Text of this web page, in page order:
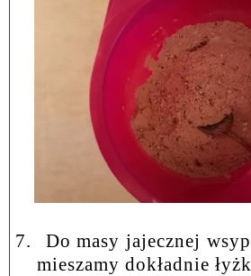
7.
Do masy jajecznej
mieszamy dokładnie